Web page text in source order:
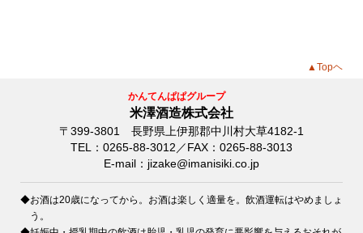
▲Topヘ
かんてんぱぱグループ
米澤酒造株式会社
〒399-3801 長野県上伊那郡中川村大草4182-1
TEL：0265-88-3012／FAX：0265-88-3013
E-mail：jizake@imanisiki.co.jp
◆お酒は20歳になってから。お酒は楽しく適量を。飲酒運転はやめましょ
う。